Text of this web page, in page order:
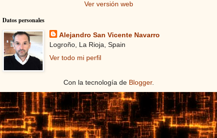
Ver versión web
Datos personales
Alejandro San Vicente Navarro
Logroño, La Rioja, Spain
Ver todo mi perfil
Con la tecnología de Blogger.